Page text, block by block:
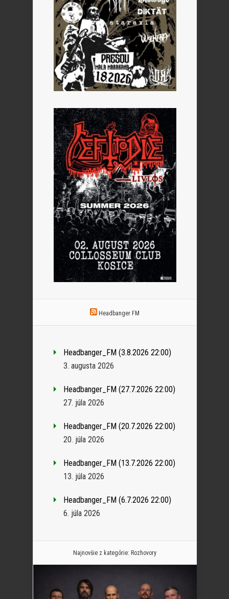
Headbanger FM
Headbanger_FM (3.8.2026 22:00)
3. augusta 2026
Headbanger_FM (27.7.2026 22:00)
27. júla 2026
Headbanger_FM (20.7.2026 22:00)
20. júla 2026
Headbanger_FM (13.7.2026 22:00)
13. júla 2026
Headbanger_FM (6.7.2026 22:00)
6. júla 2026
Najnovšie z kategórie: Rozhovory